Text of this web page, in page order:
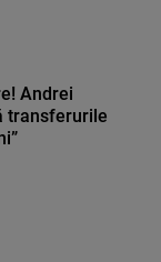
Andrei
transferurile